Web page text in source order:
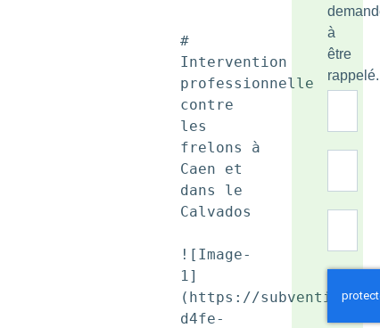
#
Intervention
professionnelle
contre
les
frelons à
Caen et
dans le
Calvados
![Image-
1]
(https://
d4fe-
à
être
rappelé.